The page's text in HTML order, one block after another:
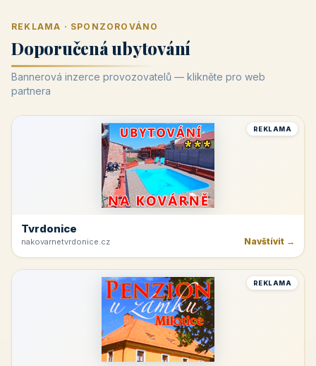
REKLAMA · SPONZOROVÁNO
Doporučená ubytování
Bannerová inzerce provozovatelů — klikněte pro web
partnera
REKLAMA
Tvrdonice
nakovarnetvrdonice.cz Navštívit →
REKLAMA